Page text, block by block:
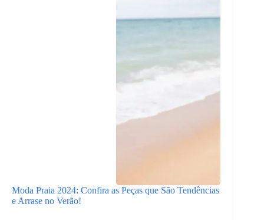
Moda Praia 2024: Confira as Peças que São Tendências
e Arrase no Verão!